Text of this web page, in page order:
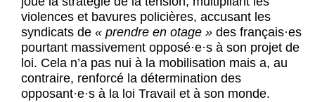
violences et bavures policières, accusant les
syndicats de « prendre en otage » des français·es
pourtant massivement opposé·e·s à son projet de
loi. Cela n’a pas nui à la mobilisation mais a, au
contraire, renforcé la détermination des
opposant·e·s à la loi Travail et à son monde.